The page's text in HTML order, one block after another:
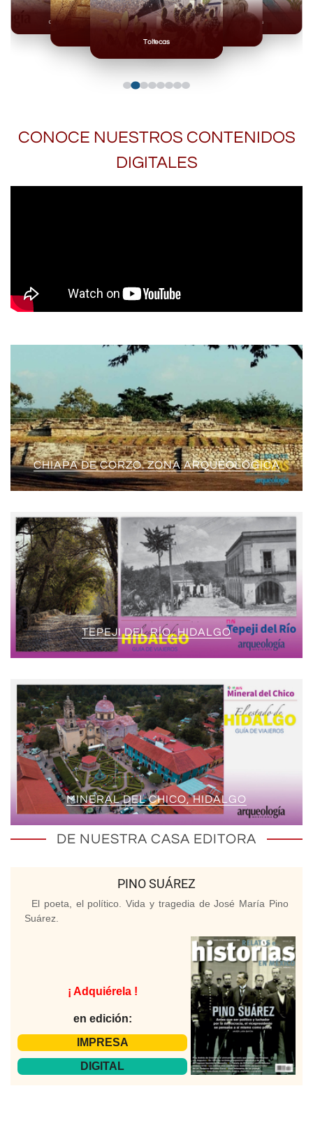
Toltecas
Mexicas
Olmecas
CONOCE NUESTROS CONTENIDOS
DIGITALES
CHIAPA DE CORZO. ZONA ARQUEOLÓGICA
TEPEJI DEL RÍO, HIDALGO
MINERAL DEL CHICO, HIDALGO
DE NUESTRA CASA EDITORA
PINO SUÁREZ
El poeta, el político. Vida y tragedia de José María Pino
Suárez.
¡ Adquiérela !
en edición:
IMPRESA
DIGITAL